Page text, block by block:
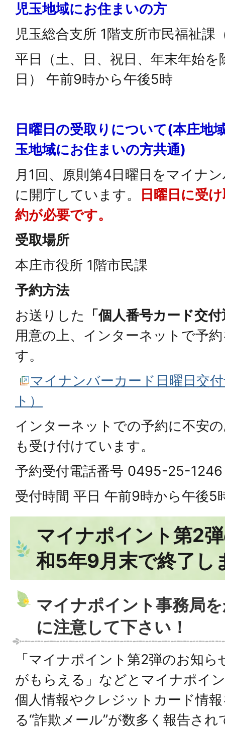
児玉地域にお住まいの方
児玉総合支所 1階支所市民福祉課
平日（土、日、祝日、年末年始
日） 午前9時から午後5時
日曜日の受取りについて(本庄地
玉地域にお住まいの方共通)
月1回、原則第4日曜日をマイナ
に開庁しています。
日曜日に受
約が必要です。
受取場所
本庄市役所 1階市民課
予約方法
お送りした
「個人番号カード交
用意の上、インターネットで予
す。
マイナンバーカード日曜日交
ト）
インターネットでの予約に不安
も受け付けています。
予約受付電話番号 0495-25-1246
受付時間 平日 午前9時から午後5
マイナポイント第2
和5年9月末で終了し
マイナポイント事務局
に注意して下さい！
「マイナポイント第2弾のお知
がもらえる」などとマイナポイ
個人情報やクレジットカード情
る“詐欺メール”が数多く報告さ